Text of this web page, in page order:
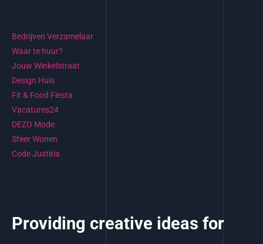
Bedrijven Verzamelaar
Waar te huur?
Jouw Winkelstraat
Design Huis
Fit & Food Fiesta
Vacatures24
DEZO Mode
Sfeer Wonen
Code Justitia
Providing creative ideas for